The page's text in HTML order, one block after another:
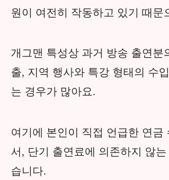
원이 여전히 작동하고 있기 때문
개그맨 특성상 과거 방송 출연분
출, 지역 행사와 특강 형태의 수
는 경우가 많아요.
여기에 본인이 직접 언급한 연금
서, 단기 출연료에 의존하지 않
습니다.